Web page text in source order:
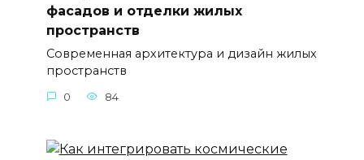
фасадов и отделки жилых
пространств
Современная архитектура и дизайн жилых
пространств
0 84